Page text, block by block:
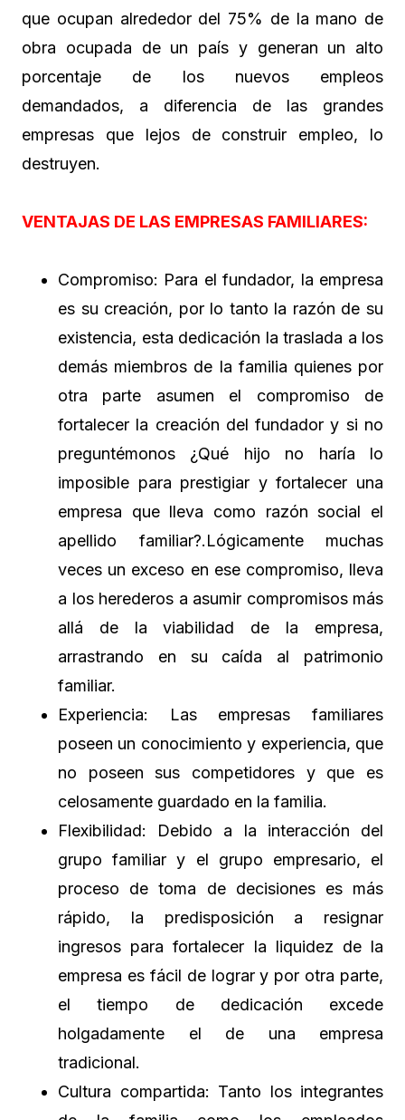
que ocupan alrededor del 75% de la mano de
obra ocupada de un país y generan un alto
porcentaje de los nuevos empleos
demandados, a diferencia de las grandes
empresas que lejos de construir empleo, lo
destruyen.
VENTAJAS DE LAS EMPRESAS FAMILIARES:
Compromiso: Para el fundador, la empresa
es su creación, por lo tanto la razón de su
existencia, esta dedicación la traslada a los
demás miembros de la familia quienes por
otra parte asumen el compromiso de
fortalecer la creación del fundador y si no
preguntémonos ¿Qué hijo no haría lo
imposible para prestigiar y fortalecer una
empresa que lleva como razón social el
apellido familiar?.Lógicamente muchas
veces un exceso en ese compromiso, lleva
a los herederos a asumir compromisos más
allá de la viabilidad de la empresa,
arrastrando en su caída al patrimonio
familiar.
Experiencia: Las empresas familiares
poseen un conocimiento y experiencia, que
no poseen sus competidores y que es
celosamente guardado en la familia.
Flexibilidad: Debido a la interacción del
grupo familiar y el grupo empresario, el
proceso de toma de decisiones es más
rápido, la predisposición a resignar
ingresos para fortalecer la liquidez de la
empresa es fácil de lograr y por otra parte,
el tiempo de dedicación excede
holgadamente el de una empresa
tradicional.
Cultura compartida: Tanto los integrantes